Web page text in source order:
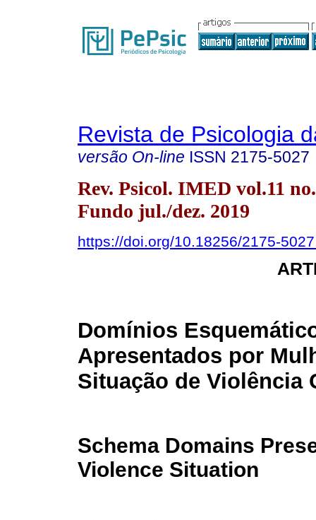
Revista de Psicologia
versão On-line ISSN 2175-5027
Rev. Psicol. IMED vol.11
Fundo jul./dez. 2019
https://doi.org/10.18256/2175-
Domínios
Apresentados por
Situação de Violência
Schema Domains
Violence Situation